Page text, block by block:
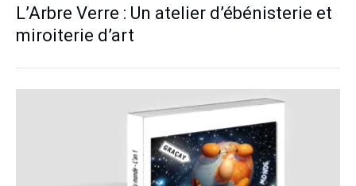
L’Arbre Verre : Un atelier d’ébénisterie et
miroiterie d’art